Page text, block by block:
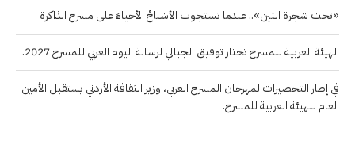
«تحت شجرة التين».. عندما تستجوب الأشباحُ الأحياءَ على مسرح الذاكرة
الهيئة العربية للمسرح تختار توفيق الجبالي لرسالة اليوم العربي للمسرح 2027.
في إطار التحضيرات لمهرجان المسرح العربي، وزير الثقافة الأردني يستقبل الأمين
العام للهيئة العربية للمسرح.